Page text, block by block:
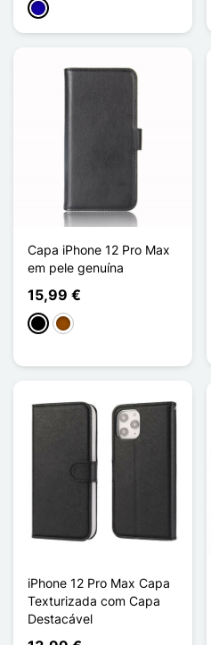
Azul Escuro
Capa iPhone 12 Pro Max
em pele genuína
15,99 €
PretoCastanho
iPhone 12 Pro Max Capa
Texturizada com Capa
Destacável